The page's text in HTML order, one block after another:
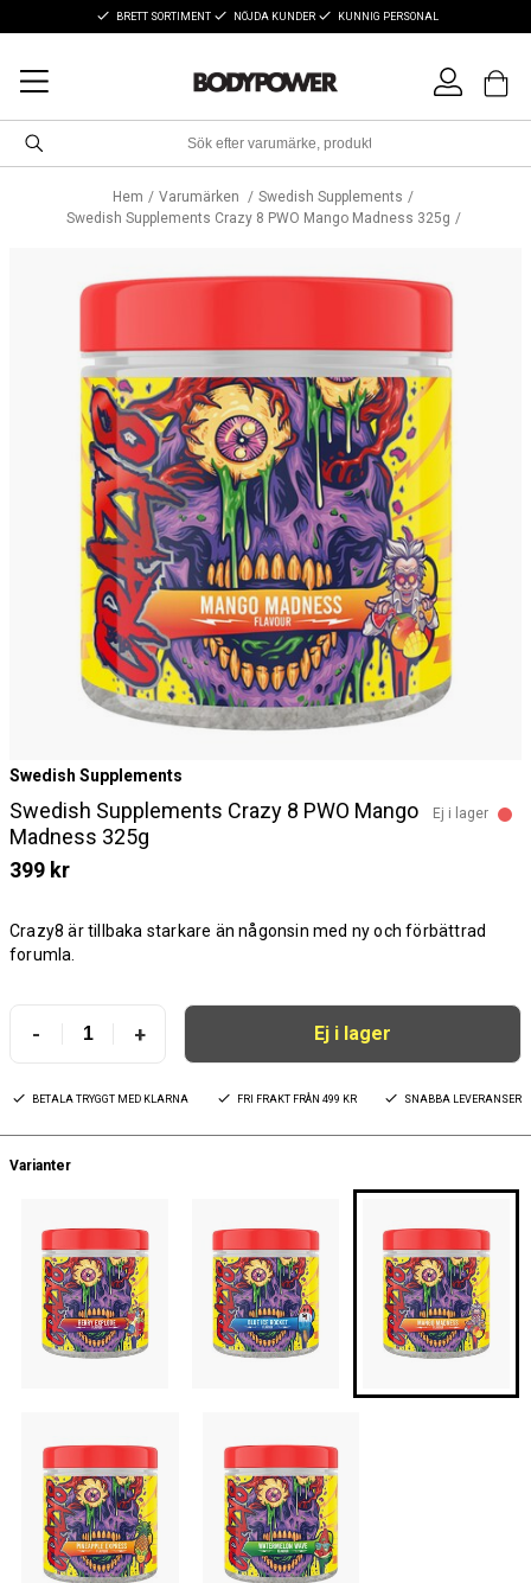
BRETT SORTIMENT NÖJDA KUNDER KUNNIG PERSONAL
Hem Varumärken
Swedish Supplements
Swedish Supplements Crazy 8 PWO Mango Madness 325g
Swedish Supplements
Swedish Supplements Crazy 8 PWO Mango
Madness 325g
Ej i lager
399 kr
Crazy8 är tillbaka starkare än någonsin med ny och förbättrad
forumla.
- + Ej i lager
BETALA TRYGGT MED KLARNA FRI FRAKT FRÅN 499 KR SNABBA LEVERANSER
Varianter